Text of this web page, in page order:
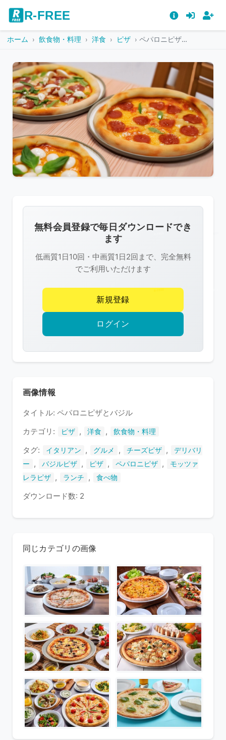
R-FREE
ホーム 飲食物・料理 洋食 ピザ ペパロニピザとバジル
像
は
R-
FREE
作
権
護
い
ま
無料会員登録で毎日ダウンロードでき
ます
低画質1日10回・中画質1日2回まで、完全無料
でご利用いただけます
新規登録
ログイン
画像情報
タイトル: ペパロニピザとバジル
カテゴリ:
ピザ , 洋食 , 飲食物・料理
タグ: イタリアン , グルメ , チーズピザ ,
デリバリ
ー
, バジルピザ , ピザ , ペパロニピザ ,
モッツァ
レラピザ , ランチ , 食べ物
ダウンロード数: 2
同じカテゴリの画像